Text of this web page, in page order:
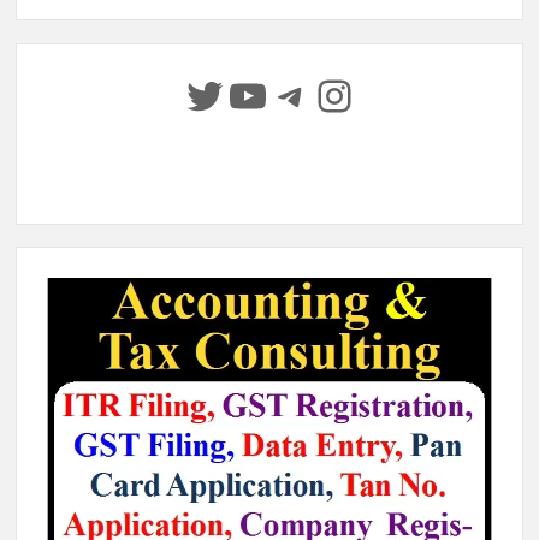
Twitter
YouTube
Telegram
Instagram